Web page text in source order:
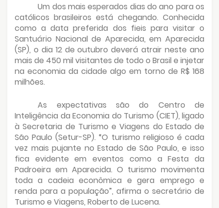
Um dos mais esperados dias do ano para os
católicos brasileiros está chegando. Conhecida
como a data preferida dos fieis para visitar o
Santuário Nacional de Aparecida, em Aparecida
(SP), o dia 12 de outubro deverá atrair neste ano
mais de 450 mil visitantes de todo o Brasil e injetar
na economia da cidade algo em torno de R$ 168
milhões.
As expectativas são do Centro de
Inteligência da Economia do Turismo (CIET), ligado
à Secretaria de Turismo e Viagens do Estado de
São Paulo (Setur-SP). “O turismo religioso é cada
vez mais pujante no Estado de São Paulo, e isso
fica evidente em eventos como a Festa da
Padroeira em Aparecida. O turismo movimenta
toda a cadeia econômica e gera emprego e
renda para a população”, afirma o secretário de
Turismo e Viagens, Roberto de Lucena.